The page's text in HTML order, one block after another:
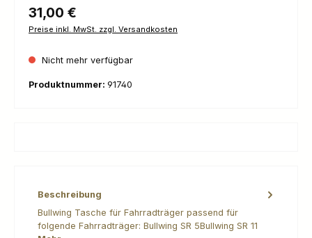
Regulärer Preis:
31,00 €
Preise inkl. MwSt. zzgl. Versandkosten
Nicht mehr verfügbar
Produktnummer: 91740
Beschreibung
Bullwing Tasche für Fahrradträger passend für
folgende Fahrradträger: Bullwing SR 5Bullwing SR 11